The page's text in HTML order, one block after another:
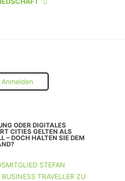
MIT 11-50 MA
Anmelden
ODER DIGITALES
CITIES GELTEN ALS
– DOCH HALTEN SIE DEM
STEFAN
TRAVELLER ZU